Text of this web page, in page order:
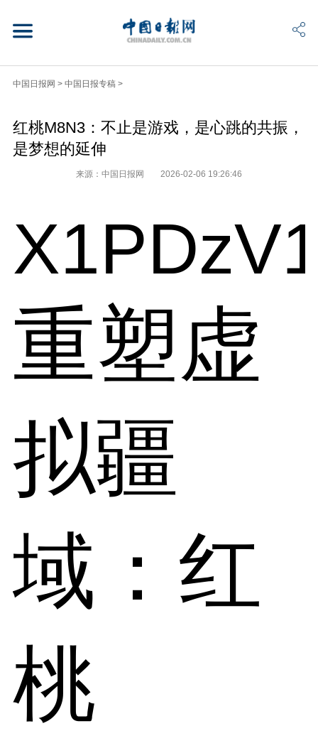
中国日报网 > 中国日报专稿 >
红桃M8N3：不止是游戏，是心跳的共振，
是梦想的延伸
来源：中国日报网 2026-02-06 19:26:46
重塑虚
拟疆
域：红
桃